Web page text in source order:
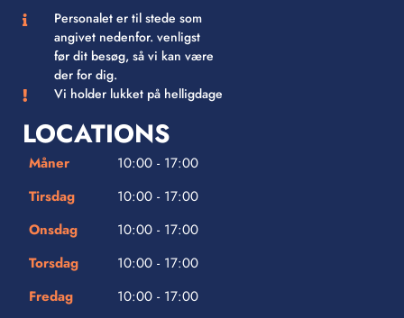
Personalet er til stede som
angivet nedenfor. venligst
før dit besøg, så vi kan være
der for dig.
Vi holder lukket på helligdage
LOCATIONS
Måner
10:00 - 17:00
Tirsdag
10:00 - 17:00
Onsdag
10:00 - 17:00
Torsdag
10:00 - 17:00
Fredag
10:00 - 17:00